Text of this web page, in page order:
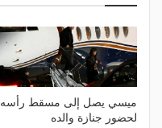
ميسي يصل إلى مسقط رأسه
لحضور جنازة والده